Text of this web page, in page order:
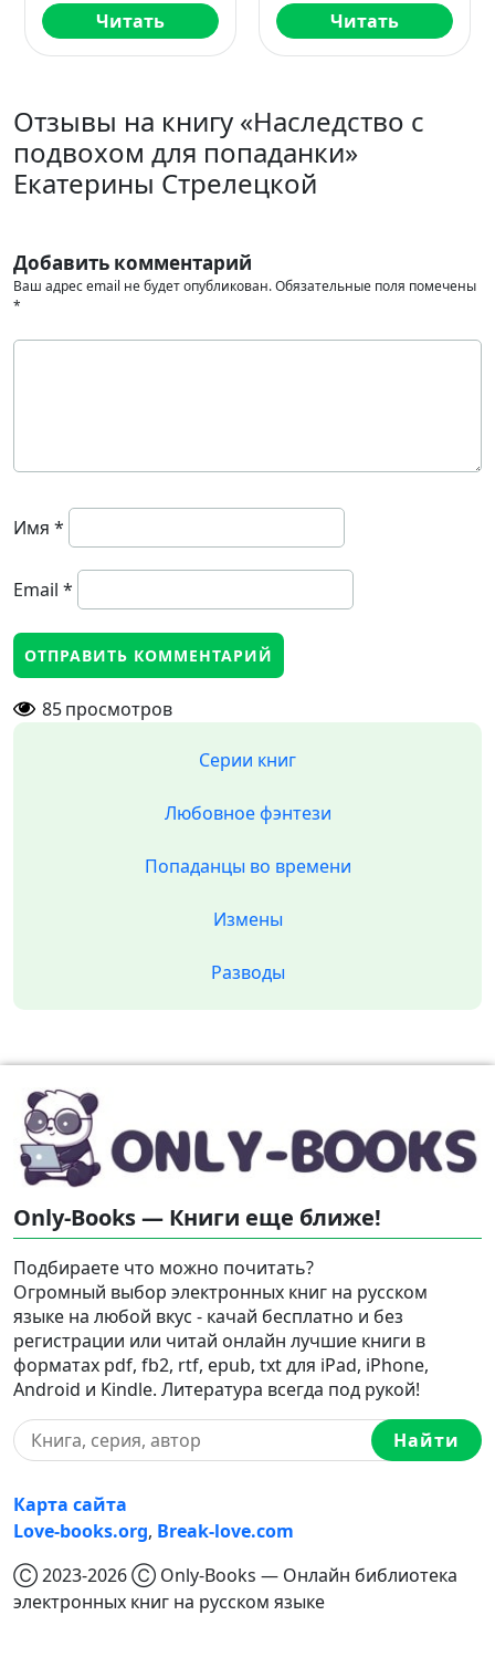
Читать Читать
Отзывы на книгу «Наследство с
подвохом для попаданки»
Екатерины Стрелецкой
Добавить комментарий
Ваш адрес email не будет опубликован.Обязательные поля помечены
*
Имя *
Email *
85просмотров
Серии книг
Любовное фэнтези
Попаданцы во времени
Измены
Разводы
Only-Books — Книги еще ближе!
Подбираете что можно почитать?
Огромный выбор электронных книг на русском
языке на любой вкус - качай бесплатно и без
регистрации или читай онлайн лучшие книги в
форматах pdf, fb2, rtf, epub, txt для iPad, iPhone,
Android и Kindle. Литература всегда под рукой!
Найти
Карта сайта
Love-books.org, Break-love.com
Ⓒ 2023-2026 Ⓒ Only-Books — Онлайн библиотека
электронных книг на русском языке